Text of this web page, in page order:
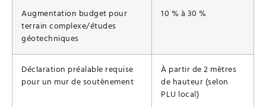
Augmentation budget pour
terrain complexe/études
géotechniques
10 % à 30 %
Déclaration préalable requise
pour un mur de soutènement
À partir de 2 mètres
de hauteur (selon
PLU local)